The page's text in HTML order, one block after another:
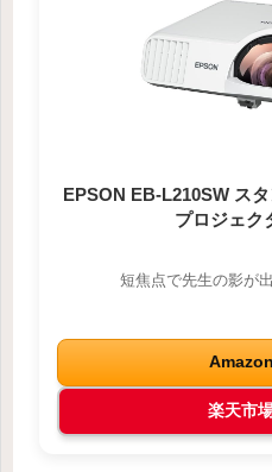
EPSON EB-L210SW ス
プロジェク
短焦点で先生の影が
楽天市